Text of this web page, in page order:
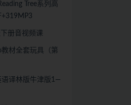
Tree系列高
册音视频课
教材全套玩具（第
语译林版牛津版1—